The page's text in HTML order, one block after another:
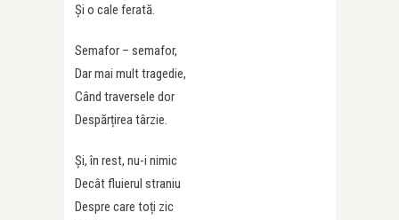
Și o cale ferată.
Semafor – semafor,
Dar mai mult tragedie,
Când traversele dor
Despărțirea târzie.
Și, în rest, nu-i nimic
Decât fluierul straniu
Despre care toți zic